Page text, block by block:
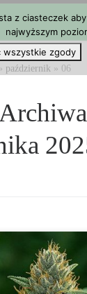
październik » 06
odmiany Express
z ciasteczek
najwyższym
wszystkie zgody